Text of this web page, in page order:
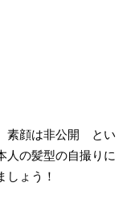
素顔は非公開 とい
人の髪型の自撮りに
しょう！